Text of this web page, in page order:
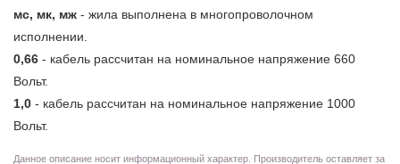
мс, мк, мж - жила выполнена в многопроволочном
исполнении.
0,66 - кабель рассчитан на номинальное напряжение 660
Вольт.
1,0 - кабель рассчитан на номинальное напряжение 1000
Вольт.
Данное описание носит информационный характер. Производитель оставляет за